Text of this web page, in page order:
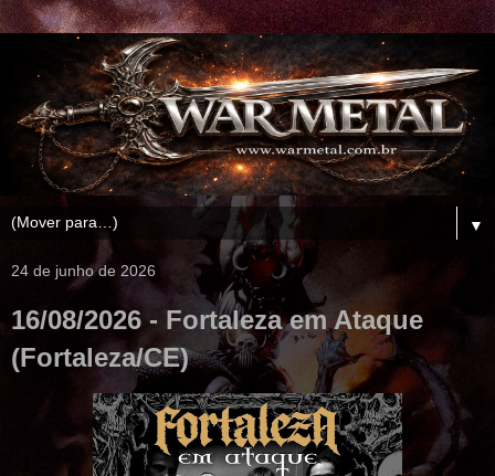
▼
24 de junho de 2026
16/08/2026 - Fortaleza em Ataque
(Fortaleza/CE)